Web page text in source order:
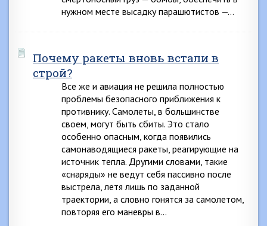
нужном месте высадку парашютистов —…
Почему ракеты вновь встали в
строй?
Все же и авиация не решила полностью
проблемы безопасного приближения к
противнику. Самолеты, в большинстве
своем, могут быть сбиты. Это стало
особенно опасным, когда появились
самонаводящиеся ракеты, реагирующие на
источник тепла. Другими словами, такие
«снаряды» не ведут себя пассивно после
выстрела, летя лишь по заданной
траектории, а словно гонятся за самолетом,
повторяя его маневры в…